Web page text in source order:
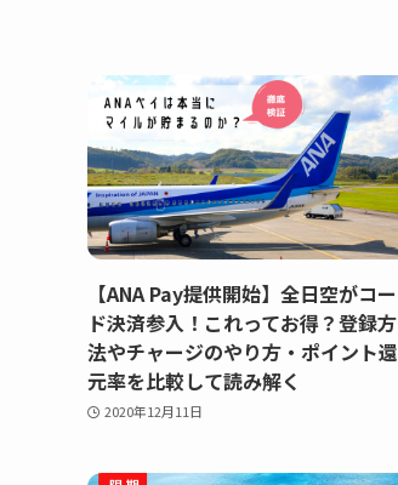
【ANA Pay提供開始】全日空がコー
ド決済参入！これってお得？登録方
法やチャージのやり方・ポイント還
元率を比較して読み解く
2020年12月11日